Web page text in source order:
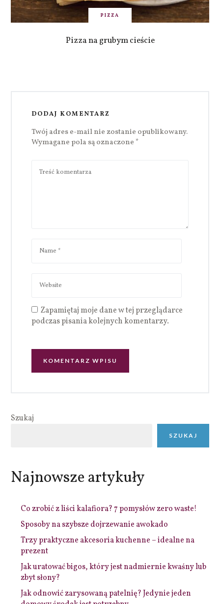
PIZZA
Pizza na grubym cieście
DODAJ KOMENTARZ
Twój adres e-mail nie zostanie opublikowany.
Wymagane pola są oznaczone *
Zapamiętaj moje dane w tej przeglądarce
podczas pisania kolejnych komentarzy.
Szukaj
SZUKAJ
Najnowsze artykuły
Co zrobić z liści kalafiora? 7 pomysłów zero waste!
Sposoby na szybsze dojrzewanie awokado
Trzy praktyczne akcesoria kuchenne – idealne na
prezent
Jak uratować bigos, który jest nadmiernie kwaśny lub
zbyt słony?
Jak odnowić zarysowaną patelnię? Jedynie jeden